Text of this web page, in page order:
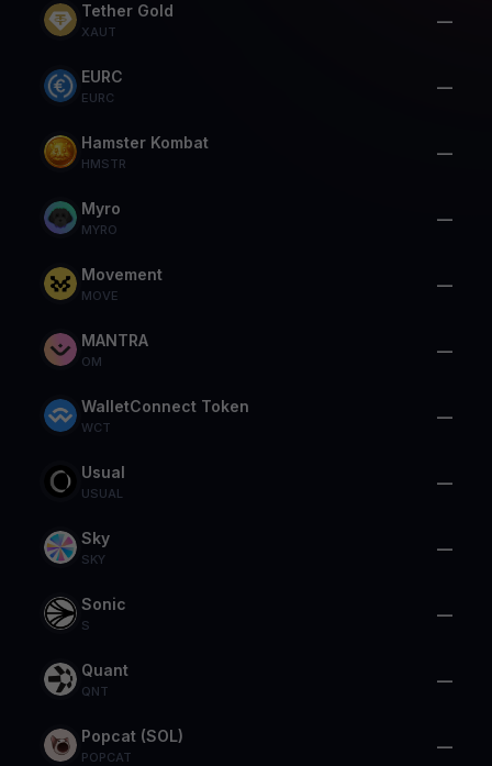
Tether Gold
XAUT
—
EURC
EURC
—
Hamster Kombat
HMSTR
—
Myro
MYRO
—
Movement
MOVE
—
MANTRA
OM
—
WalletConnect Token
WCT
—
Usual
USUAL
—
Sky
SKY
—
Sonic
S
—
Quant
QNT
—
Popcat (SOL)
POPCAT
—